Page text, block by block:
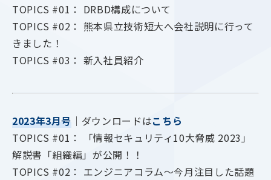
TOPICS #01： DRBD構成について
TOPICS #02： 熊本県立技術短大へ会社説明に行って
きました！
TOPICS #03： 新入社員紹介
2023年3月号 ｜ダウンロードはこちら
TOPICS #01： 「情報セキュリティ10大脅威 2023」
解説書「組織編」が公開！！
TOPICS #02： エンジニアコラム～今月注目した話題